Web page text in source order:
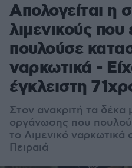
Απολογείται η
λιμενικούς που
πουλούσε
ναρκωτικά -
έγκλειστη
Στον ανακριτή τα δέκα
οργάνωσης που
το Λιμενικό
Πειραιά